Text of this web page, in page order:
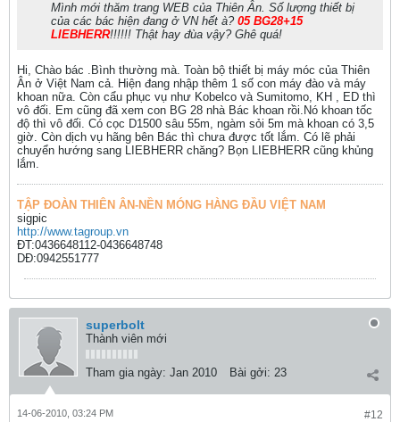
Mình mới thăm trang WEB của Thiên Ân. Số lượng thiết bị
của các bác hiện đang ở VN hết à? 05 BG28+15
LIEBHERR!!!!!! Thật hay đùa vậy? Ghê quá!
Hi, Chào bác .Bình thường mà. Toàn bộ thiết bị máy móc của Thiên
Ân ở Việt Nam cả. Hiện đang nhập thêm 1 số con máy đào và máy
khoan nữa. Còn cẩu phục vụ như Kobelco và Sumitomo, KH , ED thì
vô đối. Em cũng đã xem con BG 28 nhà Bác khoan rồi.Nó khoan tốc
độ thì vô đối. Có cọc D1500 sâu 55m, ngàm sỏi 5m mà khoan có 3,5
giờ. Còn dịch vụ hãng bên Bác thì chưa được tốt lắm. Có lẽ phải
chuyển hướng sang LIEBHERR chăng? Bọn LIEBHERR cũng khủng
lắm.
TẬP ĐOÀN THIÊN ÂN-NỀN MÓNG HÀNG ĐẦU VIỆT NAM
sigpic
http://www.tagroup.vn
ĐT:0436648112-0436648748
DĐ:0942551777
superbolt
Thành viên mới
Tham gia ngày: Jan 2010 Bài gởi: 23
#12
14-06-2010, 03:24 PM